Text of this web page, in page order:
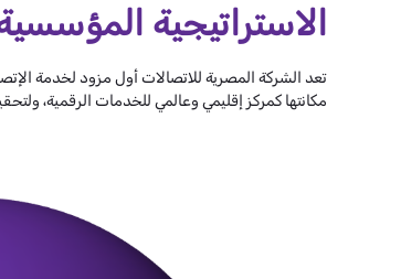
الاستراتيجية
تعد الشركة المصرية للاتصالات أول مزود لخدمة
مكانتها كمركز إقليمي وعالمي للخدمات الرقمية، ولتحقيق هذه